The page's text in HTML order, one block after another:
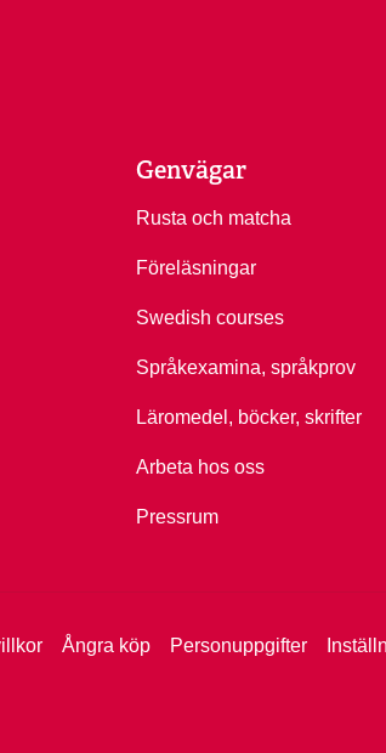
Genvägar
Rusta och matcha
Föreläsningar
Swedish courses
Språkexamina, språkprov
Läromedel, böcker, skrifter
Arbeta hos oss
Pressrum
Ångra köp Personuppgifter